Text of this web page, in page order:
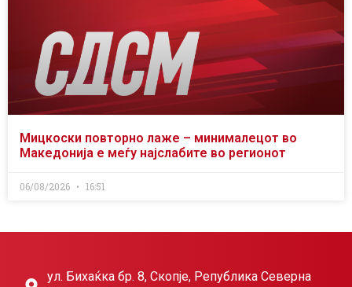
Мицкоски повторно лаже – минималецот во
Македонија е меѓу најслабите во регионот
06/08/2026 16:51
ул. Бихаќка бр. 8, Скопје, Република Северна